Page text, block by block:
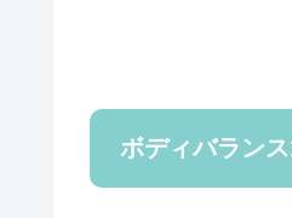
ボディバラン